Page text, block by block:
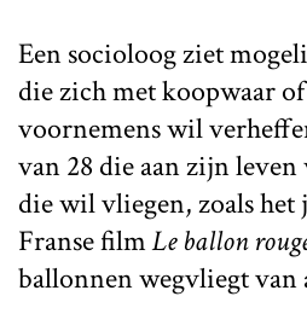
Een socioloog ziet
die zich met koopwaar
voornemens wil
van 28 die aan zijn
die wil vliegen, zoals het
Franse filmLe ballon
ballonnen wegvliegt